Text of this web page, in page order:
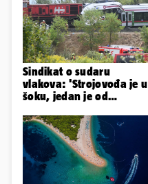
Sindikat o sudaru
vlakova: 'Strojovođa je u
šoku, jedan je od
najobučenijih...'